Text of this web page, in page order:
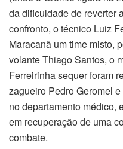
da dificuldade de reverter
confronto, o técnico Luiz
Maracanã um time misto,
volante Thiago Santos, o
Ferreirinha sequer foram
zagueiro Pedro Geromel
no departamento médico,
em recuperação de uma
combate.